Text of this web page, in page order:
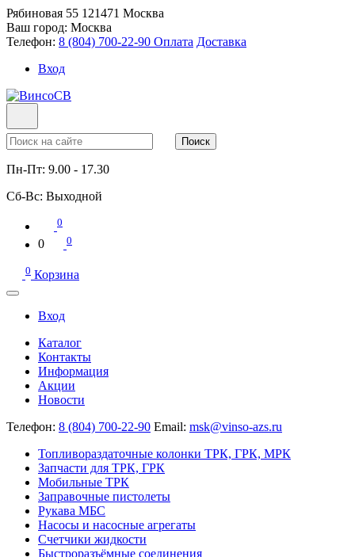
Рябиновая 55 121471 Москва
Ваш город: Москва
Телефон: 8 (804) 700-22-90 Оплата Доставка
Вход
Поиск
Пн-Пт: 9.00 - 17.30
Сб-Вс: Выходной
0
0 0
0 Корзина
Вход
Каталог
Контакты
Информация
Акции
Новости
Телефон: 8 (804) 700-22-90 Email: msk@vinso-azs.ru
Топливораздаточные колонки ТРК, ГРК, МРК
Запчасти для ТРК, ГРК
Мобильные ТРК
Заправочные пистолеты
Рукава МБС
Насосы и насосные агрегаты
Счетчики жидкости
Быстроразъёмные соединения